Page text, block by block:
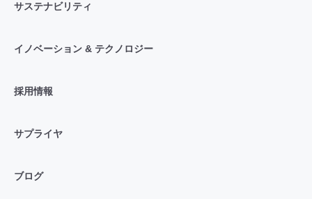
サステナビリティ
イノベーション & テクノロジー
採用情報
サプライヤ
ブログ